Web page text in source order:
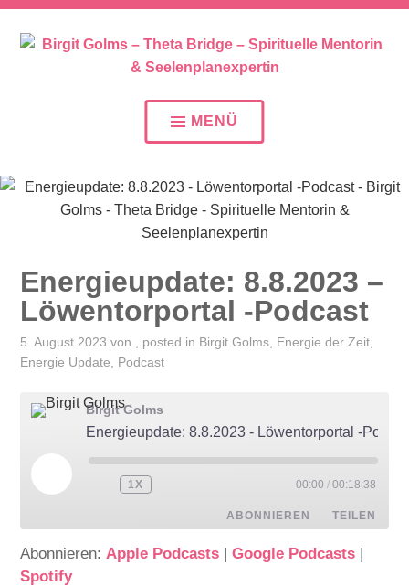
BIRGIT GOLMS – THETA
BRIDGE – SPIRITUELLE
MENTORIN &
SEELENPLANEXPERTIN
MENÜ
Energieupdate: 8.8.2023 –
Löwentorportal -Podcast
5. August 2023 von , posted in Birgit Golms Energie der Zeit
Energie Update
Podcast
Birgit Golms
1X 00:00 / 00:18:38
ABONNIEREN TEILEN
TEILEN
Abonnieren: Apple Podcasts |Google Podcasts |
Spotify